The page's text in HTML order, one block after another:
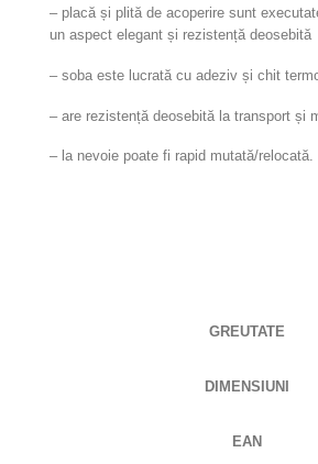
– placă și plită de acoperire sunt
un aspect elegant și rezistență deosebită
– soba este lucrată cu adeziv și chit
– are rezistență deosebită la transport și
– la nevoie poate fi rapid mutată/relocată.
GREUTATE
DIMENSIUNI
EAN